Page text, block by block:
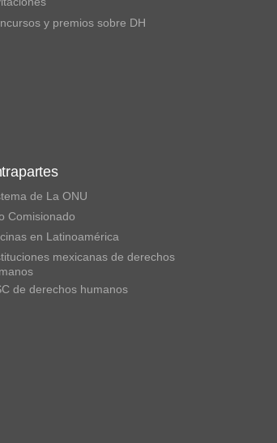
y premios sobre DH
de La ONU
Comisionado
en Latinoamérica
mexicanas de derechos
de derechos humanos